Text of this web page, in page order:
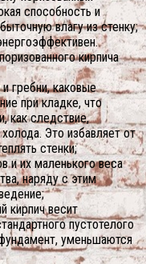
способность и
влагу из стенку;
кирпича
гребни, каковые
при кладке, что
как следствие,
Это избавляет от
стенки;
и их маленького веса
наряду с этим
кирпич весит
пустотелого
уменьшаются